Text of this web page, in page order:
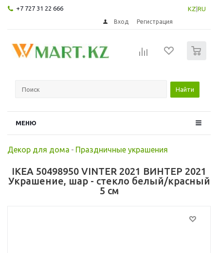
+7 727 31 22 666 KZ RU
Вход Регистрация
Найти
МЕНЮ
Декор для дома - Праздничные украшения
IKEA 50498950 VINTER 2021 ВИНТЕР 2021
Украшение, шар - стекло белый/красный
5 см